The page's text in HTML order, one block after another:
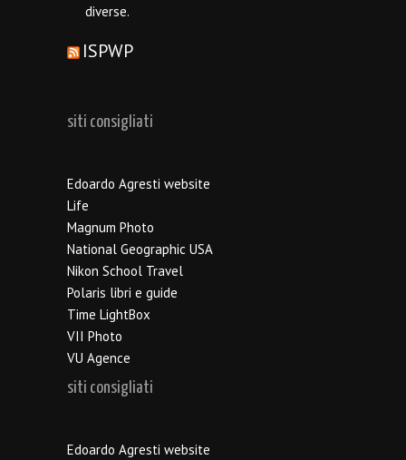
diverse.
ISPWP
siti consigliati
Edoardo Agresti website
Life
Magnum Photo
National Geographic USA
Nikon School Travel
Polaris libri e guide
Time LightBox
VII Photo
VU Agence
siti consigliati
Edoardo Agresti website